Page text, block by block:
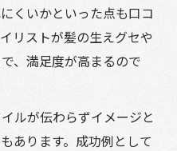
くいかといった点も口コ
リストが髪の生えグセや
、満足度が高まるので
ルが伝わらずイメージと
あります。成功例として